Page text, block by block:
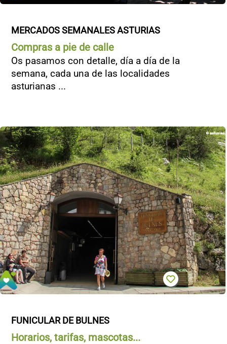
MERCADOS SEMANALES ASTURIAS
Compras a pie de calle
Os pasamos con detalle, día a día de la
semana, cada una de las localidades
asturianas ...
FUNICULAR DE BULNES
Horarios, tarifas, mascotas...